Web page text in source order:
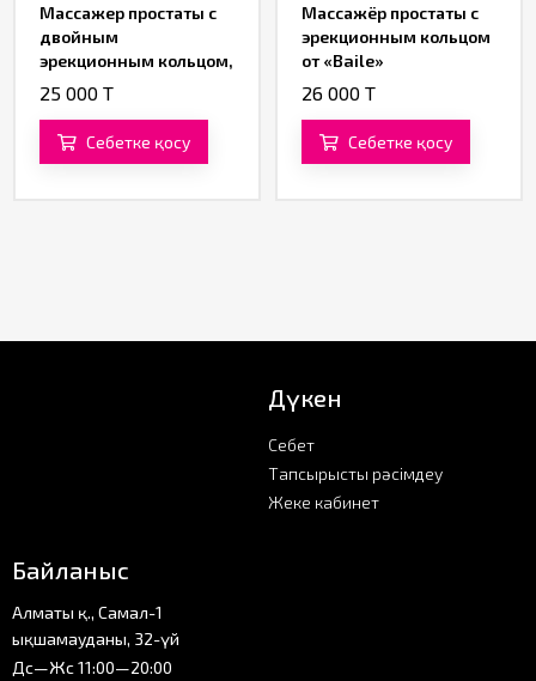
Массажер простаты с
двойным
эрекционным кольцом,
функцией вращения и
25 000 T
Себетке қосу
Массажёр простаты с
эрекционным кольцом
от «Baile»
26 000 T
Себетке қосу
Дүкен
Себет
Тапсырысты рәсімдеу
Жеке кабинет
Байланыс
Алматы қ., Самал-1
ықшамауданы, 32-үй
Дс—Жс 11:00—20:00